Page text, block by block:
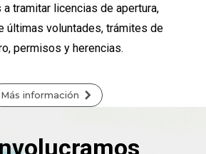
a tramitar licencias de apertura,
últimas voluntades, trámites de
permisos y herencias.
Más información